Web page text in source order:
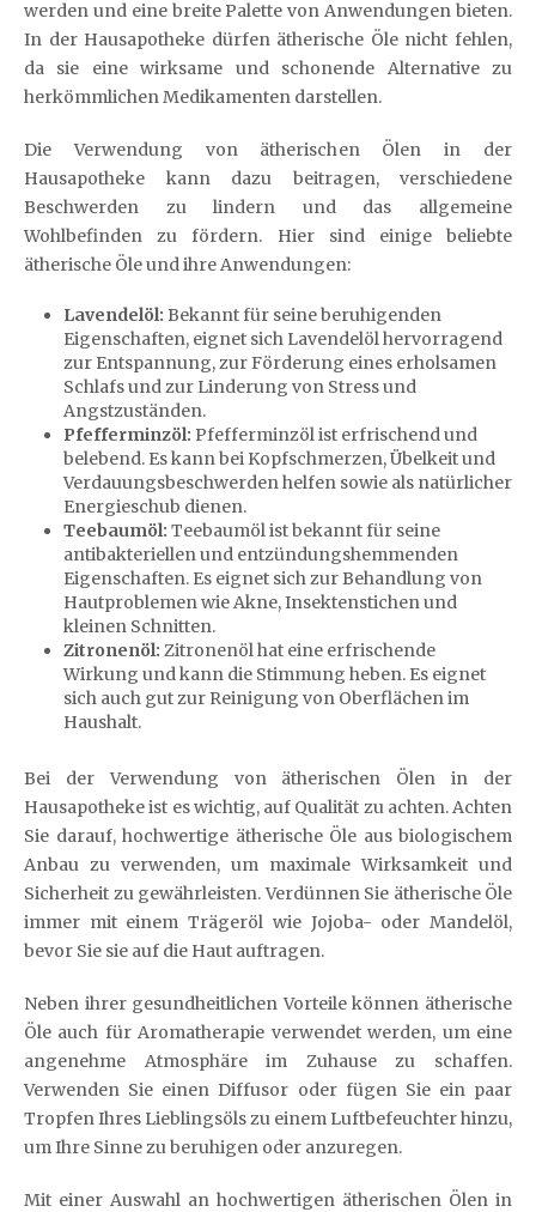
werden und eine breite Palette von Anwendungen bieten.
In der Hausapotheke dürfen ätherische Öle nicht fehlen,
da sie eine wirksame und schonende Alternative zu
herkömmlichen Medikamenten darstellen.
Die Verwendung von ätherischen Ölen in der
Hausapotheke kann dazu beitragen, verschiedene
Beschwerden zu lindern und das allgemeine
Wohlbefinden zu fördern. Hier sind einige beliebte
ätherische Öle und ihre Anwendungen:
Lavendelöl: Bekannt für seine beruhigenden
Eigenschaften, eignet sich Lavendelöl hervorragend
zur Entspannung, zur Förderung eines erholsamen
Schlafs und zur Linderung von Stress und
Angstzuständen.
Pfefferminzöl: Pfefferminzöl ist erfrischend und
belebend. Es kann bei Kopfschmerzen, Übelkeit und
Verdauungsbeschwerden helfen sowie als natürlicher
Energieschub dienen.
Teebaumöl: Teebaumöl ist bekannt für seine
antibakteriellen und entzündungshemmenden
Eigenschaften. Es eignet sich zur Behandlung von
Hautproblemen wie Akne, Insektenstichen und
kleinen Schnitten.
Zitronenöl: Zitronenöl hat eine erfrischende
Wirkung und kann die Stimmung heben. Es eignet
sich auch gut zur Reinigung von Oberflächen im
Haushalt.
Bei der Verwendung von ätherischen Ölen in der
Hausapotheke ist es wichtig, auf Qualität zu achten. Achten
Sie darauf, hochwertige ätherische Öle aus biologischem
Anbau zu verwenden, um maximale Wirksamkeit und
Sicherheit zu gewährleisten. Verdünnen Sie ätherische Öle
immer mit einem Trägeröl wie Jojoba- oder Mandelöl,
bevor Sie sie auf die Haut auftragen.
Neben ihrer gesundheitlichen Vorteile können ätherische
Öle auch für Aromatherapie verwendet werden, um eine
angenehme Atmosphäre im Zuhause zu schaffen.
Verwenden Sie einen Diffusor oder fügen Sie ein paar
Tropfen Ihres Lieblingsöls zu einem Luftbefeuchter hinzu,
um Ihre Sinne zu beruhigen oder anzuregen.
Mit einer Auswahl an hochwertigen ätherischen Ölen in